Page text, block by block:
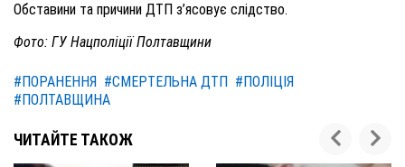
Обставини та причини ДТП з’ясовує слідство.
Фото: ГУ Нацполіції Полтавщини
#ПОРАНЕННЯ #СМЕРТЕЛЬНА ДТП #ПОЛІЦІЯ
#ПОЛТАВЩИНА
ЧИТАЙТЕ ТАКОЖ